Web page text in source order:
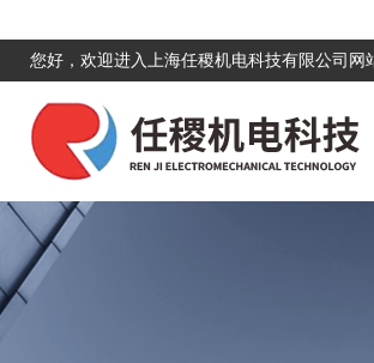
您好，欢迎进入上海任稷机电科技有限公司网